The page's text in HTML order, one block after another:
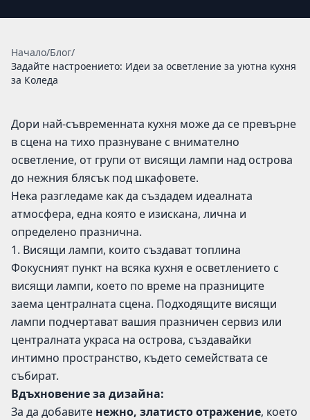
Начало/Блог/
Задайте настроението: Идеи за осветление за уютна кухня
за Коледа
Дори най-съвременната кухня може да се превърне
в сцена на тихо празнуване с внимателно
осветление, от групи от висящи лампи над острова
до нежния блясък под шкафовете.
Нека разгледаме как да създадем идеалната
атмосфера, една която е изискана, лична и
определено празнична.
1. Висящи лампи, които създават топлина
Фокусният пункт на всяка кухня е осветлението с
висящи лампи, което по време на празниците
заема централната сцена. Подходящите висящи
лампи подчертават вашия празничен сервиз или
централната украса на острова, създавайки
интимно пространство, където семействата се
събират.
Вдъхновение за дизайна:
За да добавите нежно, златисто отражение, което